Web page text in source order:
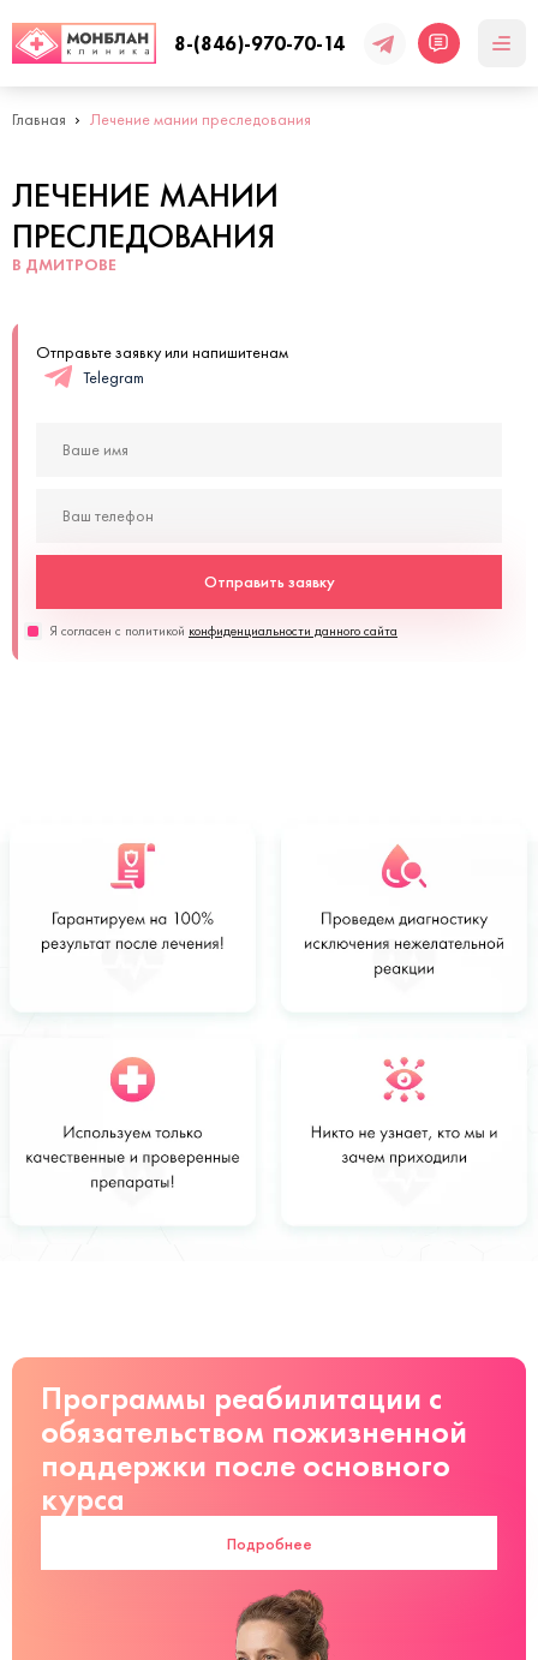
8-(846)-970-70-14
Главная Лечение мании преследования
ЛЕЧЕНИЕ МАНИИ
ПРЕСЛЕДОВАНИЯ
В ДМИТРОВЕ
Отправьте заявку или напишитенам
Telegram
Отправить заявку
Я согласен с политикой конфиденциальности данного сайта
Стоимость
от 3000 руб
Заказать
Программы реабилитации с
обязательством пожизненной
поддержки после основного
курса
Подробнее